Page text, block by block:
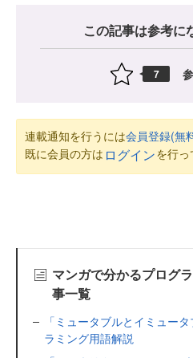
この記事は参考に
7
連載通知を行うには会員登録(無
既に会員の方は ログインを行っ
マンガで分かるプログ
事一覧
「ミュータブルとイミュー
ラミング用語解説